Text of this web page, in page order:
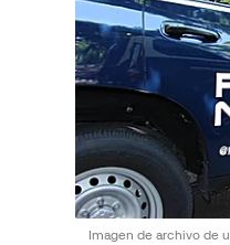
Imagen de archivo de